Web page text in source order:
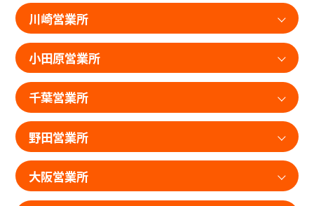
川崎営業所
小田原営業所
千葉営業所
野田営業所
大阪営業所